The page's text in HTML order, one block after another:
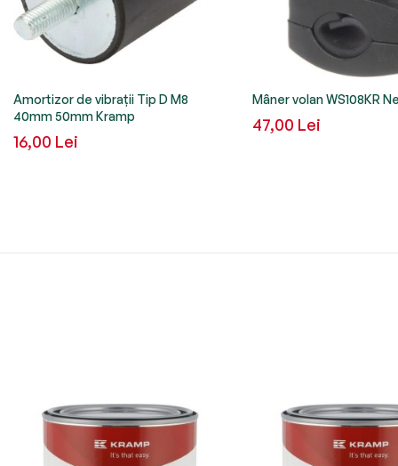
Amortizor de vibrații Tip D M8
40mm 50mm Kramp
16,00 Lei
Mâner volan WS108KR
47,00 Lei